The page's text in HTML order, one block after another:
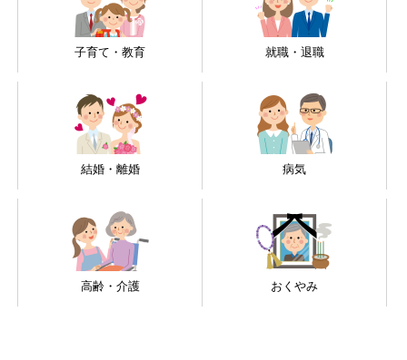
子育て・教育 就職・退職
結婚・離婚 病気
高齢・介護 おくやみ